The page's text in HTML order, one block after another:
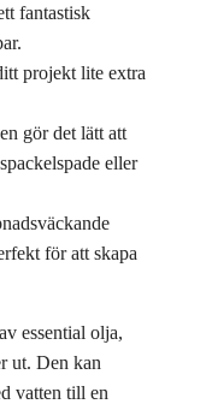
fantastisk
projekt lite extra
gör det lätt att
eller
för att skapa
essential olja,
ut. Den kan
vatten till en